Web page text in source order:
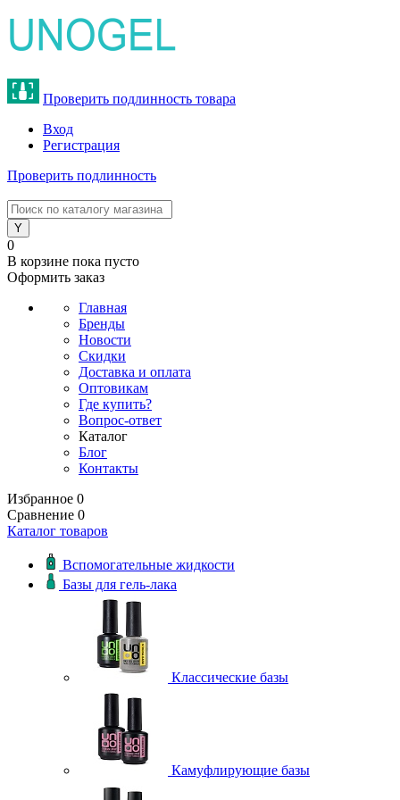
Проверить подлинность товара
Вход
Регистрация
Проверить подлинность
0
В корзине пока пусто
Оформить заказ
Главная
Бренды
Новости
Скидки
Доставка и оплата
Оптовикам
Где купить?
Вопрос-ответ
Каталог
Блог
Контакты
Избранное 0
Сравнение 0
Каталог товаров
Вспомогательные жидкости
Базы для гель-лака
Классические базы
Камуфлирующие базы